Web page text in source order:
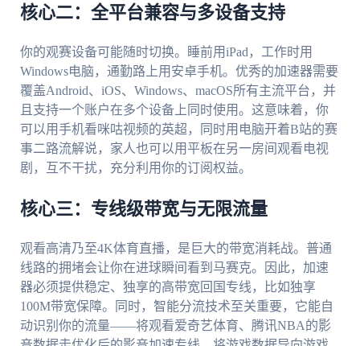
核心二：全平台兼容与多设备支持
你的观赛设备可能随时切换。睡前用iPad，工作时用
Windows电脑，通勤路上用安卓手机。优秀的加速器需要
覆盖Android、iOS、Windows、macOS所有主流平台，并
且支持一个账户在多个设备上同时使用。这意味着，你
可以用手机看咪咕视频的英超，同时用电脑开着B站的赛
事二路流解说，家人也可以用平板在另一房间观看电视
剧，互不干扰，充分利用你的订阅权益。
核心三：专线级带宽与无限流量
观看高清乃至4K体育直播，是巨大的带宽消耗战。普通
线路的拥堵会让你在进球瞬间看到马赛克。因此，加速
器必须提供稳定、独享的高带宽回国专线，比如独享
100M带宽保障。同时，智能分流技术至关重要，它能自
动识别你的流量——将观看爱奇艺体育、腾讯NBA的影